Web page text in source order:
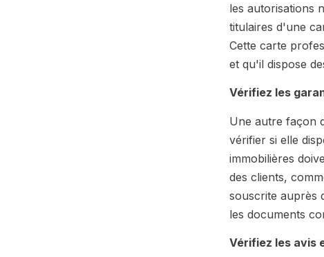
les autorisations
titulaires d'une
Cette carte
et qu'il dispose
Vérifiez les
Une autre façon
vérifier si elle
immobilières
des clients,
souscrite auprès
les documents
Vérifiez les avis